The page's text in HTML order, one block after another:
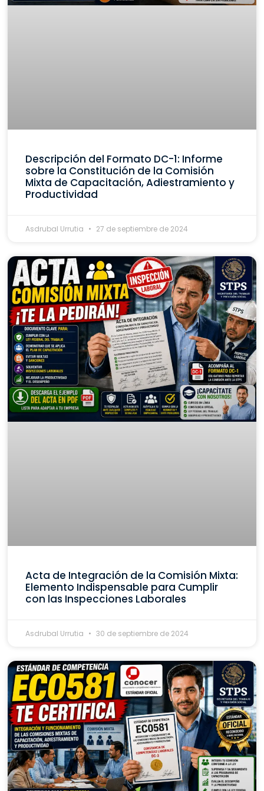
Descripción del Formato DC-1: Informe
sobre la Constitución de la Comisión
Mixta de Capacitación, Adiestramiento y
Productividad
Asdrubal Urrutia 27 de septiembre de 2024
Acta de Integración de la Comisión Mixta:
Elemento Indispensable para Cumplir
con las Inspecciones Laborales
Asdrubal Urrutia 30 de septiembre de 2024